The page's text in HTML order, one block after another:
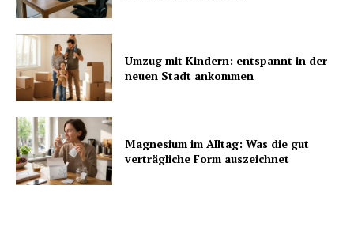
Umzug mit Kindern: entspannt in der
neuen Stadt ankommen
Magnesium im Alltag: Was die gut
verträgliche Form auszeichnet